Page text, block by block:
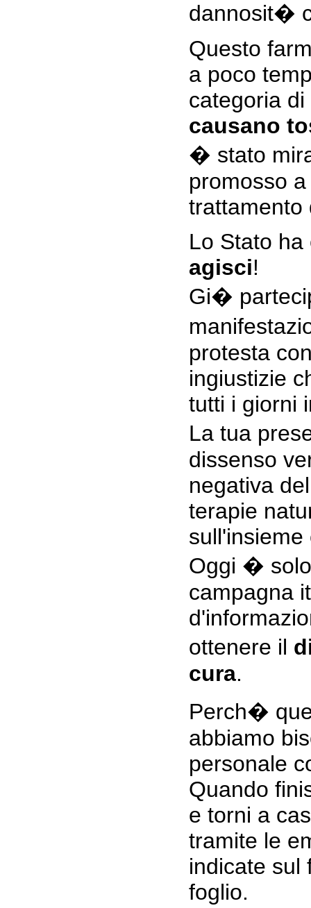
dannosit�
Questo
a poco
categoria
causano
� stato
promosso
trattamento
Lo Stato
agisci!
Gi�
protesta
ingiustizie
tutti i giorni
La tua
dissenso
negativa
terapie
Oggi �
campagna
ottenere il
cura.
Perch�
abbiamo
personale
Quando
e torni a
tramite le
indicate sul
foglio.